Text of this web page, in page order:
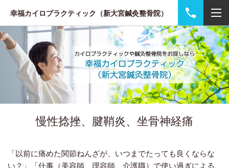
幸福カイロプラクティック（新大宮鍼灸整骨院）
慢性捻挫、腱鞘炎、坐骨神経痛
「以前に痛めた関節ねんざが、いつまでたっても良くならな
い？」「仕事（美容師、理容師、介護職）で使い過ぎによる